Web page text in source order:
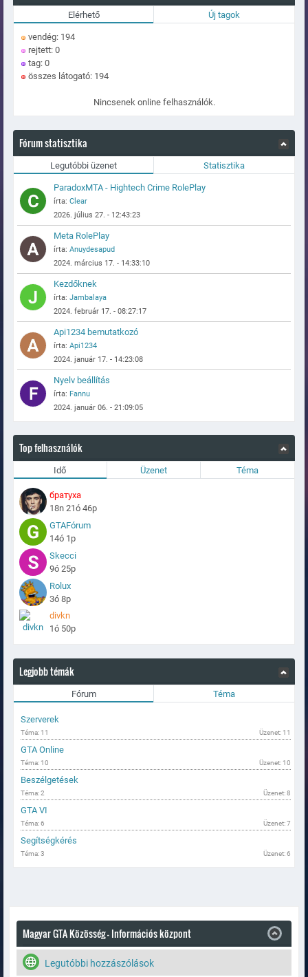
Elérhető Új tagok
vendég: 194
rejtett: 0
tag: 0
összes látogató: 194
Nincsenek online felhasználók.
Fórum statisztika
Legutóbbi üzenet Statisztika
ParadoxMTA - Hightech Crime RolePlay
írta: Clear
2026. július 27. - 12:43:23
Meta RolePlay
írta: Anuydesapud
2024. március 17. - 14:33:10
Kezdőknek
írta: Jambalaya
2024. február 17. - 08:27:17
Api1234 bemutatkozó
írta: Api1234
2024. január 17. - 14:23:08
Nyelv beállítás
írta: Fannu
2024. január 06. - 21:09:05
Top felhasználók
Idő Üzenet Téma
братуха
18n 21ó 46p
GTAFórum
14ó 1p
Skecci
9ó 25p
Rolux
3ó 8p
divkn
1ó 50p
Legjobb témák
Fórum Téma
Szerverek
Téma: 11 Üzenet: 11
GTA Online
Téma: 10 Üzenet: 10
Beszélgetések
Téma: 2 Üzenet: 8
GTA VI
Téma: 6 Üzenet: 7
Segítségkérés
Téma: 3 Üzenet: 6
Magyar GTA Közösség - Információs központ
Legutóbbi hozzászólások